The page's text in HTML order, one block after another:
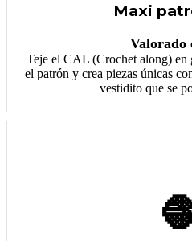
Maxi
Valorado
Teje el CAL (Crochet along) en
el patrón y crea piezas únicas
vestidito que se